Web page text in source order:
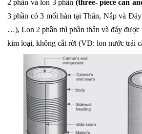
2 phần và lon 3 phần (three- piece can
3 phần có 3 mối hàn tại Thân, Nắp và
…), Lon 2 phần thì phần thân và đáy được
kim loại, không cắt rời (VD: lon nước trái